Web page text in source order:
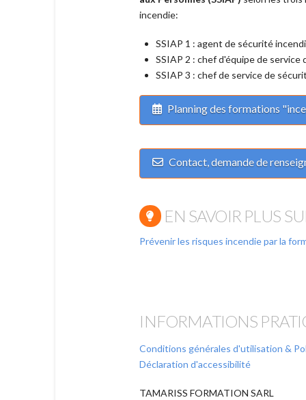
incendie:
SSIAP 1 : agent de sécurité
SSIAP 2 : chef d'équipe de service
SSIAP 3 : chef de service de
Planning des formations
Contact, demande de
EN SAVOIR PLUS
Prévenir les risques incendie par la
INFORMATIONS
Conditions générales d'utilisation &
Déclaration d'accessibilité
TAMARISS FORMATION SARL